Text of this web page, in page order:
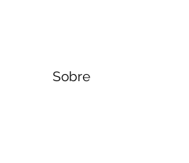
Sobre